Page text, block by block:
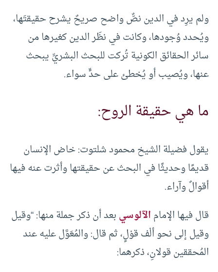
ولم يرِد في الدين نصٌّ واضح صريحٌ يشرح حقيقتَها،
ويُحدد وُجودها، وكانت في نظَر الدين كغيرها من
سائر الحقائق الكونية تُركت للبحث البشريِّ يبحث
عنها، ويُصيب أو يُخطئ على حدٍّ سواء.
ما هي حقيقة الروح:
يقول فضيلة الشيخ محمود شلتوت: خاض الإنسان
قديمًا وحديثًا في البحث عن حقيقتها وأثرت عنه فيها
أقوالٌ وآراء.
قال فيها الإمامالآلوسيبعد أن ذكر جملة منها: “وقيل
وقيل إلى نحو ألْف قوْلٍ، ثم قال: والمُعَوَّل عليه عند
المُحققين قولانِ، ذكرهما: